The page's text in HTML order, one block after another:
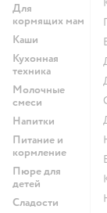
Для
кормящих мам
Каши
Кухонная
техника
Молочные
смеси
Напитки
Питание и
кормление
Пюре для
детей
Сладости